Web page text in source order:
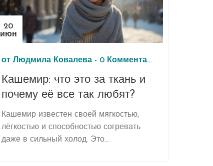
20
июн
от Людмила Ковалева - 0 Комментарии
Кашемир: что это за ткань и
почему её все так любят?
Кашемир известен своей мягкостью,
лёгкостью и способностью согревать
даже в сильный холод. Это